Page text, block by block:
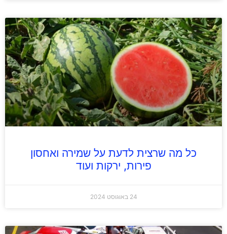
כל מה שרצית לדעת על שמירה ואחסון
פירות, ירקות ועוד
24 באוגוסט 2024